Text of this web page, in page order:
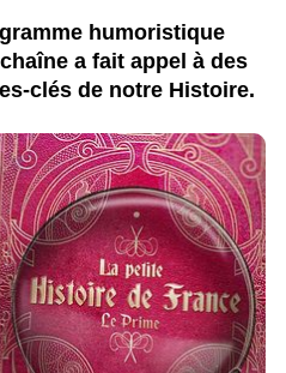
humoristique
a fait appel à des
clés de notre Histoire.